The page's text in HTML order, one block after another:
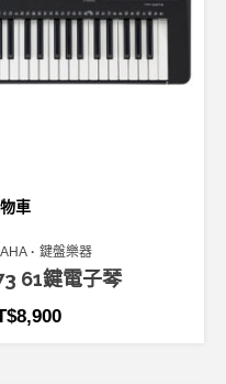
車
鍵盤樂器
61鍵電子琴
8,900